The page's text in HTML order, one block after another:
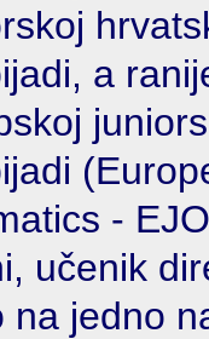
a
-
učenik
na jedno